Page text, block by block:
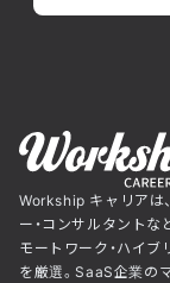
Workship キャリアは
ー・コンサルタントな
モートワーク・ハイブ
を厳選。SaaS企業の